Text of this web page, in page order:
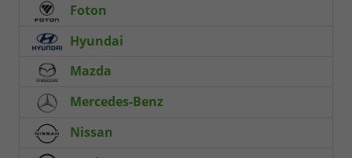
Foton
Hyundai
Mazda
Mercedes-Benz
Nissan